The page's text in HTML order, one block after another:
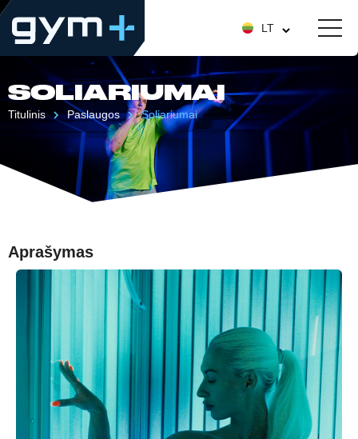
LT
SOLIARIUMAI
Titulinis Paslaugos Soliariumai
Aprašymas